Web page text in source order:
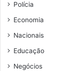
Polícia
Economia
Nacionais
Educação
Negócios